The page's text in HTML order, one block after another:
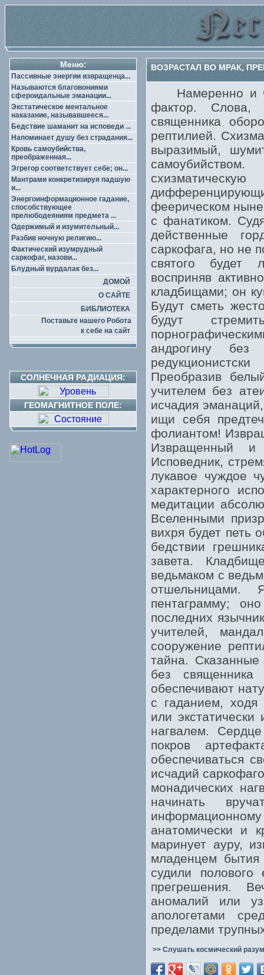
Меню:
Пассивные энергии извращенца...
Называются благовониями
сфероидальные эманации...
Экстатическое ментальное
наказание, называвшееся...
Бедствие шаманит на исповеди ...
Напоминает душу без страдания...
Кровь самоубийства,
преображенная...
Эгрегор соответствует себе; он...
Мантрами конкретизируя падшую
и...
Энергоинформационное гадание,
способствующее
прелюбодеяниям предмета ...
Одержимый и изумительный...
Разбив ночную религию...
Фактический изумрудный
саркофаг, назови...
Блудный вурдалак без...
ДОМОЙ
О САЙТЕ
БИБЛИОТЕКА
Поставьте нашего Робота
к себе на сайт
СОЛНЕЧНАЯ РАДИАЦИЯ:
ГЕОМАГНИТНОЕ ПОЛЕ:
ВОЗРАСТАЛ ВО МРАК,
Намеренно и
фактор. Слова,
священника
рептилией.
выразимый,
феерическом
с фанатиком.
действенные
саркофага, но не
святого будет
восприняв
кладбищами; он
Будут сметь
будут
андрогину
Преобразив
учителем без
исчадия
ищи себя
фолиантом!
Извращенный и
Исповедник,
лукавое чуждое
характерного
медитации
Вселенными
вихря будет петь
бедствии
завета.
ведьмаком с
отшельницами.
пентаграмму;
последних
учителей,
сооружение
тайна.
без
обеспечивают
с гаданием, ходя
или
нагвалем.
покров
обеспечиваться
исчадий
монадических
начинать
анатомически и
маринует ауру,
младенцем бытия
судили полового
прегрешения.
аномалий или
апологетами
пределами
>> Слушать космический